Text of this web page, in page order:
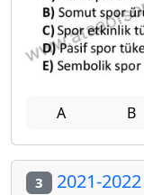
A B
3 2021-2022